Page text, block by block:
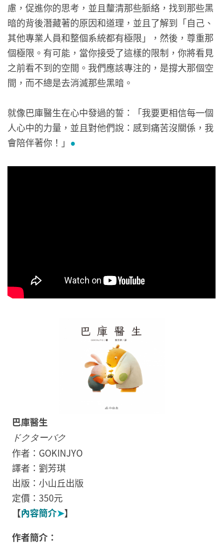
慮，促進你的思考，並且釐清那些脈絡，找到那些黑
暗的背後潛藏著的原因和道理，並且了解到「自己、
其他專業人員和整個系統都有極限」，然後，尊重那
個極限。有可能，當你接受了這樣的限制，你將看見
之前看不到的空間。我們應該專注的，是撐大那個空
間，而不總是去消滅那些黑暗。
就像巴庫醫生在心中發過的誓：「我要更相信每一個
人心中的力量，並且對他們說：感到痛苦沒關係，我
會陪伴著你！」 ●
巴庫醫生
ドクターバク
作者：GOKINJYO
譯者：劉芳琪
出版：小山丘出版
定價：350元
【內容簡介➤】
作者簡介：